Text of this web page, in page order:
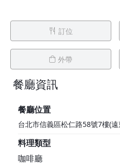
訂位
外帶
餐廳資訊
餐廳位置
台北市信義區松仁路58號7樓(
料理類型
咖啡廳